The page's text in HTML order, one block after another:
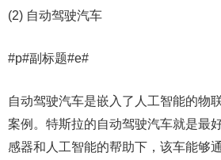
(2) 自动驾驶汽车
#p#副标题#e#
自动驾驶汽车是嵌入了人工智能的物
案例。特斯拉的自动驾驶汽车就是最
感器和人工智能的帮助下，该车能够